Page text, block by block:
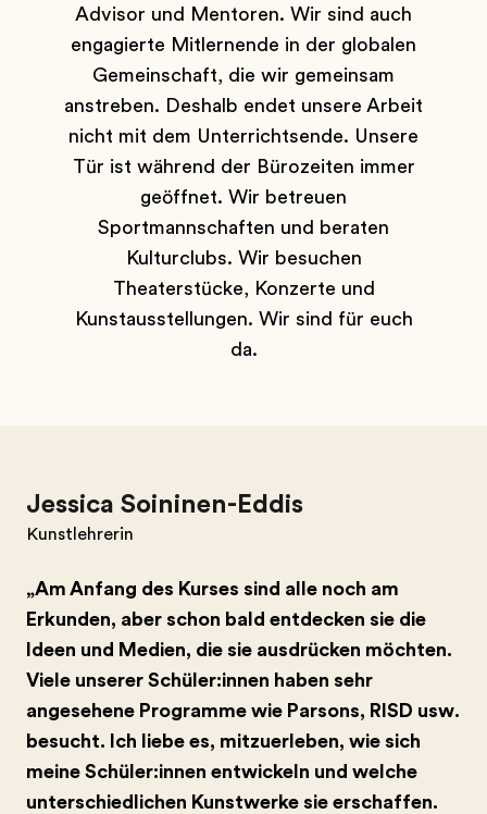
Advisor und Mentoren. Wir sind auch
engagierte Mitlernende in der globalen
Gemeinschaft, die wir gemeinsam
anstreben. Deshalb endet unsere Arbeit
nicht mit dem Unterrichtsende. Unsere
Tür ist während der Bürozeiten immer
geöffnet. Wir betreuen
Sportmannschaften und beraten
Kulturclubs. Wir besuchen
Theaterstücke, Konzerte und
Kunstausstellungen. Wir sind für euch
da.
Jessica Soininen-Eddis
Kunstlehrerin
„Am Anfang des Kurses sind alle noch am
Erkunden, aber schon bald entdecken sie die
Ideen und Medien, die sie ausdrücken möchten.
Viele unserer Schüler:innen haben sehr
angesehene Programme wie Parsons, RISD usw.
besucht. Ich liebe es, mitzuerleben, wie sich
meine Schüler:innen entwickeln und welche
unterschiedlichen Kunstwerke sie erschaffen.